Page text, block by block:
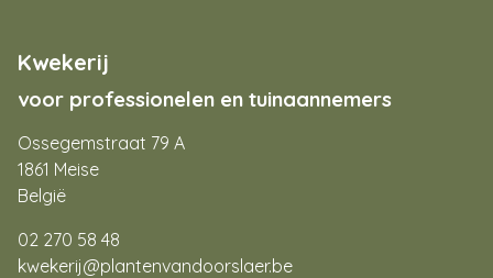
Kwekerij
voor professionelen en tuinaannemers
Ossegemstraat 79 A
1861 Meise
België
02 270 58 48
kwekerij@plantenvandoorslaer.be